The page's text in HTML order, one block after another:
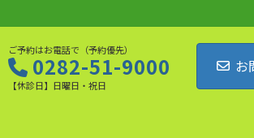
ご予約はお電話で（予約優先）
0282-51-9000
【休診日】日曜日・祝日
お